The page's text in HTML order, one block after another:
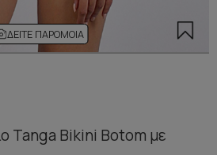
ΔΕΊΤΕ ΠΑΡΌΜΟΙΑ
Tanga Bikini Botom με